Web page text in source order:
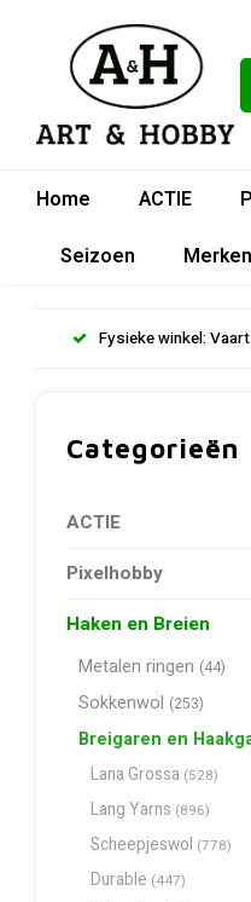
Home ACTIE
Seizoen
Merken
Fysieke winkel:
Categorieën
ACTIE
Pixelhobby
Haken en Breien
Metalen ringen (44)
Sokkenwol (253)
Breigaren en
Lana Grossa (528)
Lang Yarns (896)
Scheepjeswol (778)
Durable (447)